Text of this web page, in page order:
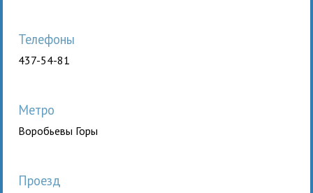
Телефоны
437-54-81
Метро
Воробьевы Горы
Проезд